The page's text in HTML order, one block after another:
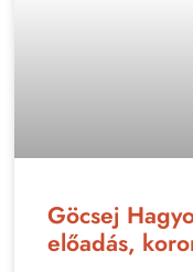
Göcsej
előadás,